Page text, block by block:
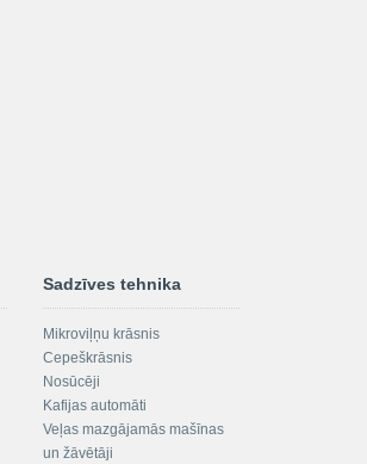
Sadzīves tehnika
Mikroviļņu krāsnis
Cepeškrāsnis
Nosūcēji
Kafijas automāti
Veļas mazgājamās mašīnas
un žāvētāji